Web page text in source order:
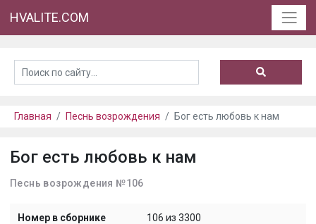
HVALITE.COM
Главная Песнь возрождения Бог есть любовь к нам
Бог есть любовь к нам
Песнь возрождения №106
Номер в сборнике 106 из 3300